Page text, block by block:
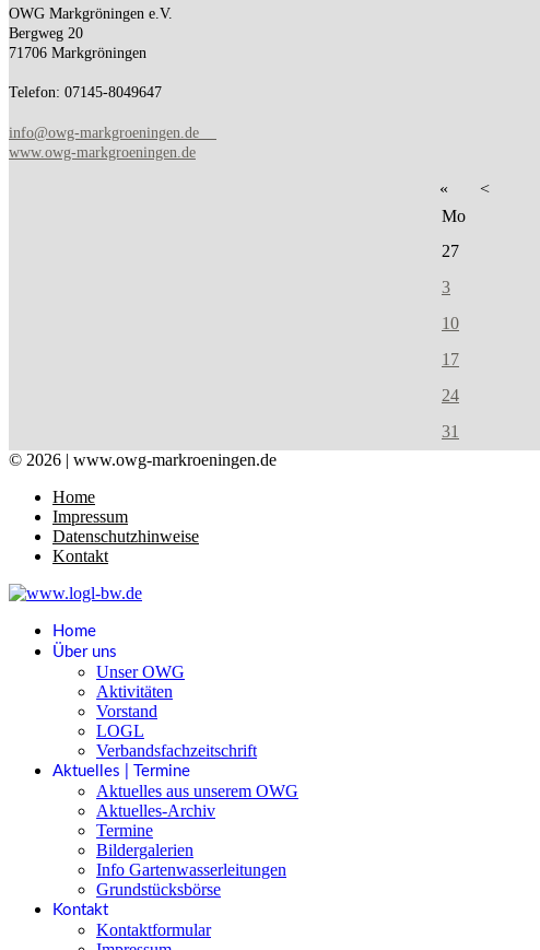
OWG Markgröningen e.V.
Bergweg 20
71706 Markgröningen
Telefon: 07145-8049647
info@owg-markgroeningen.de
www.owg-markgroeningen.de
« <
Mo
27
3
10
17
24
31
© 2026 | www.owg-markroeningen.de
Home
Impressum
Datenschutzhinweise
Kontakt
Home
Über uns
Unser OWG
Aktivitäten
Vorstand
LOGL
Verbandsfachzeitschrift
Aktuelles | Termine
Aktuelles aus unserem OWG
Aktuelles-Archiv
Termine
Bildergalerien
Info Gartenwasserleitungen
Grundstücksbörse
Kontakt
Kontaktformular